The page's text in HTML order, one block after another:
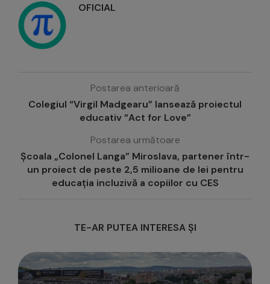
OFICIAL
Postarea anterioară
Colegiul “Virgil Madgearu” lansează proiectul
educativ “Act for Love”
Postarea următoare
Școala „Colonel Langa” Miroslava, partener într-
un proiect de peste 2,5 milioane de lei pentru
educația incluzivă a copiilor cu CES
TE-AR PUTEA INTERESA ȘI